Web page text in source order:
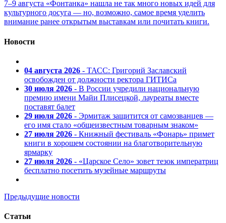
7–9 августа «Фонтанка» нашла не так много новых идей для
культурного досуга — но, возможно, самое время уделить
внимание ранее открытым выставкам или почитать книги.
Новости
04 августа 2026 - ТАСС: Григорий Заславский
освобожден от должности ректора ГИТИСа
30 июля 2026 - В России учредили национальную
премию имени Майи Плисецкой, лауреаты вместе
поставят балет
29 июля 2026 - Эрмитаж защитится от самозванцев —
его имя стало «общеизвестным товарным знаком»
27 июля 2026 - Книжный фестиваль «Фонарь» примет
книги в хорошем состоянии на благотворительную
ярмарку
27 июля 2026 - «Царское Село» зовет тезок императриц
бесплатно посетить музейные маршруты
Предыдущие новости
Статьи